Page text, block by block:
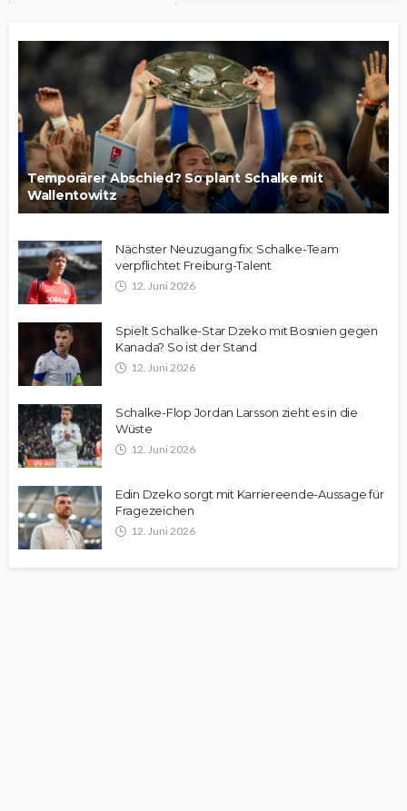
Temporärer Abschied? So plant Schalke mit
Wallentowitz
Nächster Neuzugang fix: Schalke-Team
verpflichtet Freiburg-Talent
12. Juni 2026
Spielt Schalke-Star Dzeko mit Bosnien gegen
Kanada? So ist der Stand
12. Juni 2026
Schalke-Flop Jordan Larsson zieht es in die
Wüste
12. Juni 2026
Edin Dzeko sorgt mit Karriereende-Aussage für
Fragezeichen
12. Juni 2026